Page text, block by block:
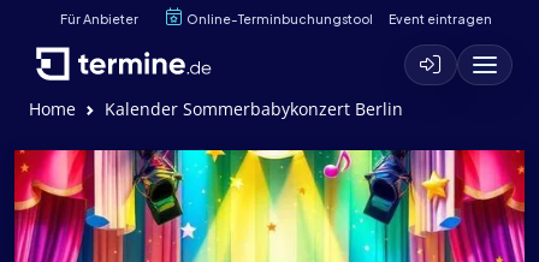
Für Anbieter Online-Terminbuchungstool Event eintragen
Home Kalender Sommerbabykonzert Berlin